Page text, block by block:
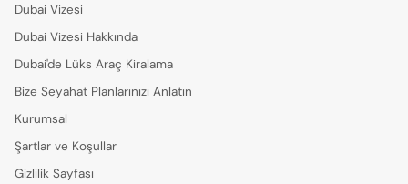
Dubai Vizesi
Dubai Vizesi Hakkında
Dubai'de Lüks Araç Kiralama
Bize Seyahat Planlarınızı Anlatın
Kurumsal
Şartlar ve Koşullar
Gizlilik Sayfası